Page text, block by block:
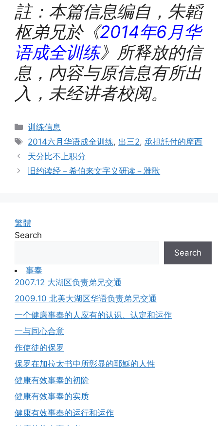
註：本篇信息编自，朱韜
枢弟兄於《2014年6月华
语成全训练》所释放的信
息，內容与原信息有所出
入，未经讲者校阅。
Categories
训练信息
Tags
2014六月华语成全训练, 出三2, 承担託付的摩西
天分比不上职分
旧约读经－希伯来文字义研读－雅歌
繁體
Search
Search
事奉
2007.12 大湖区负责弟兄交通
2009.10 北美大湖区华语负责弟兄交通
一个健康事奉的人应有的认识、认定和运作
一与同心合意
作使徒的保罗
保罗在加拉太书中所彰显的耶穌的人性
健康有效事奉的初阶
健康有效事奉的实质
健康有效事奉的运行和运作